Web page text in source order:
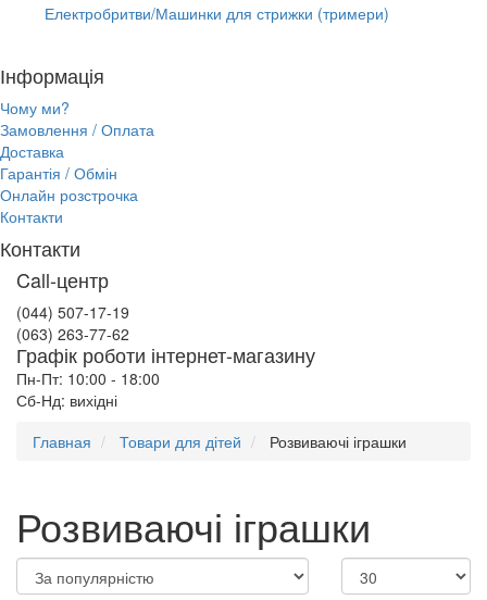
Електробритви/Машинки для стрижки (тримери)
Інформація
Чому ми?
Замовлення / Оплата
Доставка
Гарантія / Обмін
Онлайн розстрочка
Контакти
Контакти
Call-центр
(044) 507-17-19
(063) 263-77-62
Графік роботи інтернет-магазину
Пн-Пт: 10:00 - 18:00
Сб-Нд: вихідні
Главная
Товари для дітей Розвиваючі іграшки
Розвиваючі іграшки